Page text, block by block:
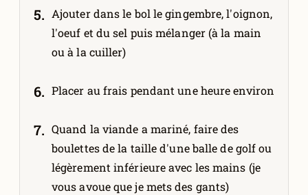
Ajouter dans le bol le gingembre, l'oignon,
l'oeuf et du sel puis mélanger (à la main
ou à la cuiller)
Placer au frais pendant une heure environ
Quand la viande a mariné, faire des
boulettes de la taille d'une balle de golf ou
légèrement inférieure avec les mains (je
vous avoue que je mets des gants)